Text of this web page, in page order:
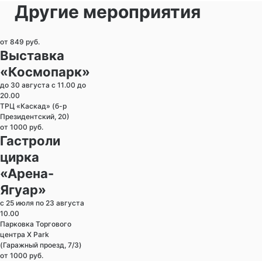
Другие мероприятия
от 849 руб.
Выставка
«Космопарк»
до 30 августа с 11.00 до
20.00
ТРЦ «Каскад» (б-р
Президентский, 20)
от 1000 руб.
Гастроли
цирка
«Арена-
Ягуар»
с 25 июля по 23 августа
10.00
Парковка Торгового
центра X Park
(Гаражный проезд, 7/3)
от 1000 руб.